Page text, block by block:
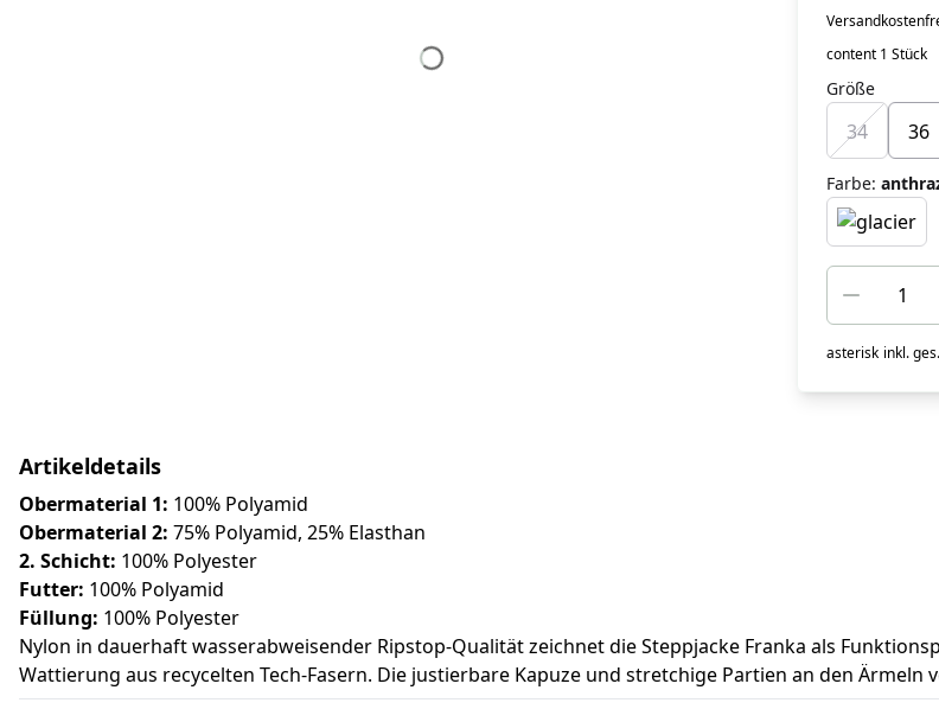
content 1 Stück
Größe
34 36
Farbe:
asterisk inkl.
Artikeldetails
Obermaterial 1: 100% Polyamid
Obermaterial 2: 75% Polyamid, 25% Elasthan
2. Schicht: 100% Polyester
Futter: 100% Polyamid
Füllung: 100% Polyester
Nylon in dauerhaft wasserabweisender Ripstop-Qualität zeichnet die Steppjacke Franka als
Wattierung aus recycelten Tech-Fasern. Die justierbare Kapuze und stretchige Partien an den Ärmeln